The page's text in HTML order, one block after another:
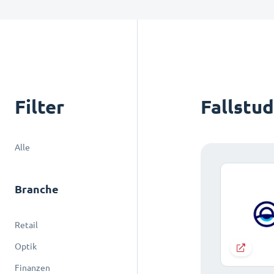
Filter
Alle
Branche
Retail
Optik
Finanzen